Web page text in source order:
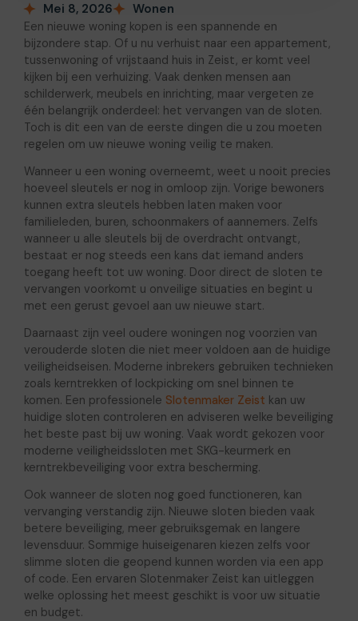
Mei 8, 2026 Wonen
Een nieuwe woning kopen is een spannende en
bijzondere stap. Of u nu verhuist naar een appartement,
tussenwoning of vrijstaand huis in Zeist, er komt veel
kijken bij een verhuizing. Vaak denken mensen aan
schilderwerk, meubels en inrichting, maar vergeten ze
één belangrijk onderdeel: het vervangen van de sloten.
Toch is dit een van de eerste dingen die u zou moeten
regelen om uw nieuwe woning veilig te maken.
Wanneer u een woning overneemt, weet u nooit precies
hoeveel sleutels er nog in omloop zijn. Vorige bewoners
kunnen extra sleutels hebben laten maken voor
familieleden, buren, schoonmakers of aannemers. Zelfs
wanneer u alle sleutels bij de overdracht ontvangt,
bestaat er nog steeds een kans dat iemand anders
toegang heeft tot uw woning. Door direct de sloten te
vervangen voorkomt u onveilige situaties en begint u
met een gerust gevoel aan uw nieuwe start.
Daarnaast zijn veel oudere woningen nog voorzien van
verouderde sloten die niet meer voldoen aan de huidige
veiligheidseisen. Moderne inbrekers gebruiken technieken
zoals kerntrekken of lockpicking om snel binnen te
komen. Een professionele Slotenmaker Zeist kan uw
huidige sloten controleren en adviseren welke beveiliging
het beste past bij uw woning. Vaak wordt gekozen voor
moderne veiligheidssloten met SKG-keurmerk en
kerntrekbeveiliging voor extra bescherming.
Ook wanneer de sloten nog goed functioneren, kan
vervanging verstandig zijn. Nieuwe sloten bieden vaak
betere beveiliging, meer gebruiksgemak en langere
levensduur. Sommige huiseigenaren kiezen zelfs voor
slimme sloten die geopend kunnen worden via een app
of code. Een ervaren Slotenmaker Zeist kan uitleggen
welke oplossing het meest geschikt is voor uw situatie
en budget.